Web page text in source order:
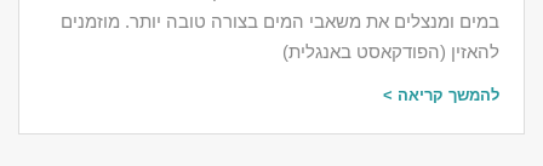
במים ומנצלים את משאבי המים בצורה טובה יותר. מוזמנים
להאזין (הפודקאסט באנגלית)
להמשך קריאה >